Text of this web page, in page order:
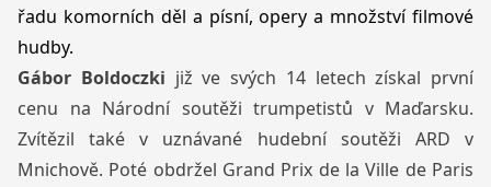
řadu komorních děl a písní, opery a množství filmové
hudby.
Gábor Boldoczki již ve svých 14 letech získal první
cenu na Národní soutěži trumpetistů v Maďarsku.
Zvítězil také v uznávané hudební soutěži ARD v
Mnichově. Poté obdržel Grand Prix de la Ville de Paris